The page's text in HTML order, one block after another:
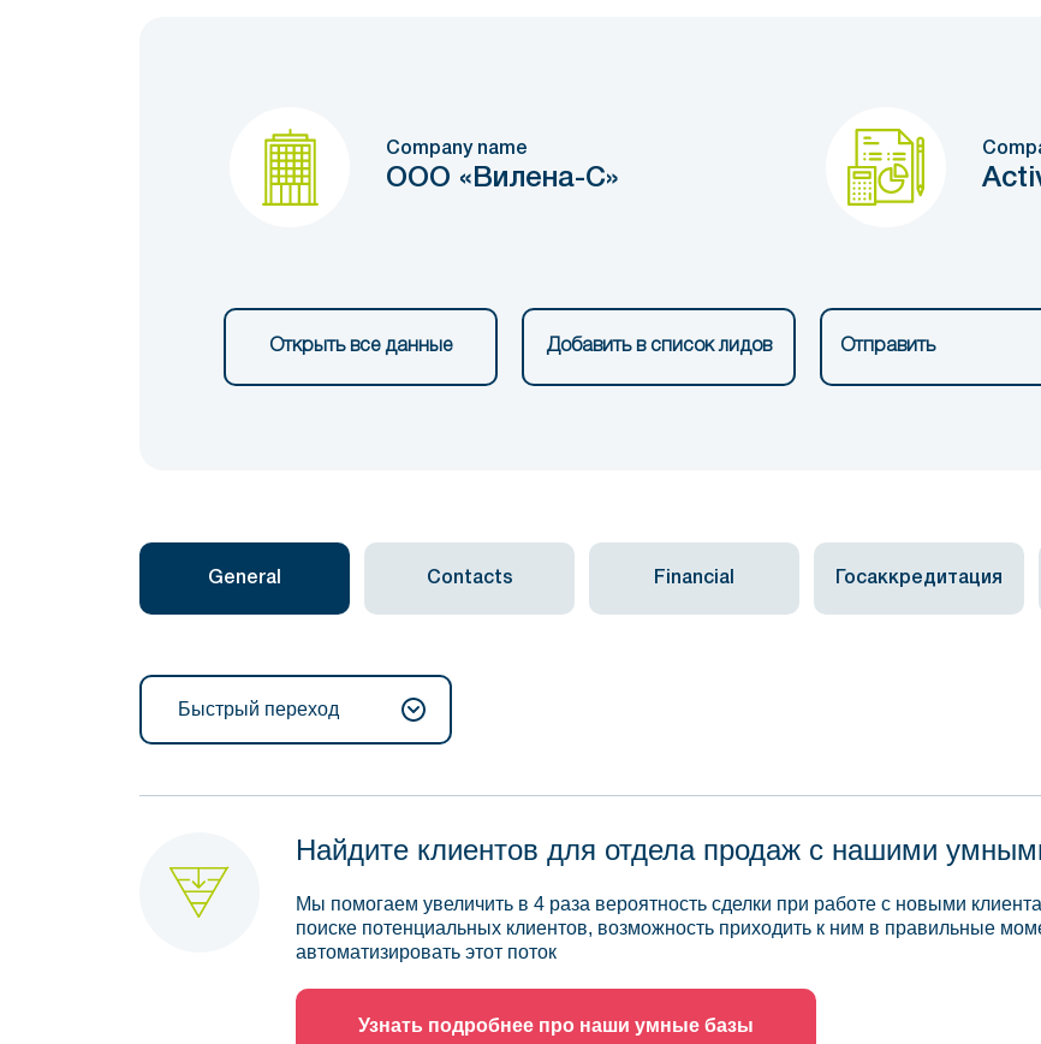
Company name
ООО «Вилена-С»
Открыть все данные Добавить в список лидов Отправить
General Contacts Financial Госаккредитация
Быстрый переход
Найдите клиентов для отдела продаж с нашими
Мы помогаем увеличить в 4 раза вероятность сделки при работе с новыми
поиске потенциальных клиентов, возможность приходить к ним в правильные
автоматизировать этот поток
Узнать подробнее про наши умные базы